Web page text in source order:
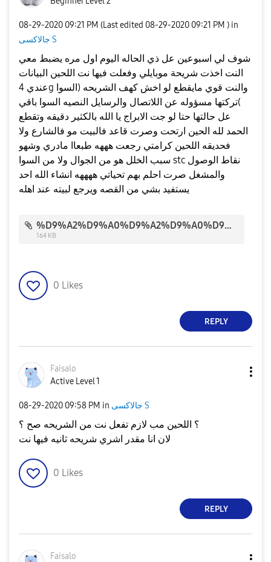
‎08-29-2020 09:21 PM (Last edited ‎08-29-2020 09:21 PM ) in
جالاكسى S
شوف لي اسبوعين عل ذي الحاله اليوم اول مره يضبط معي
النت اخذت شريحة موبايلي وفعلت فيها نت اللحين البيانات
عندي 4g والنت قوي مايقطع لو اخش كهف الشريحه (السوا
)تركتها مسؤوله عن اللاتصال والرسايل النصيه السوا باقي
عل حالتها حتا لو جت الابراج يا الله بالكثير دقيقه وتقطع
الحمد لله الحين ارتحت وصرت قاعد فالبيت مو فالشارع ولا
فحديقه اللحين كرامتي رجعت هههه طبعاا مادري وشهو
سبب الخلل هو من الجوال ولا من السوا stc نقاط الوصول
والمشغل صرت احلم بهم تحياتي ههههه انشاء الله احد
يستفيد بشي من القصه ويرجع لبيته عند اهله
%D9%A2%D9%A0%D9%A2%D9%A0%D9%A0%D9%A8%D9%A2%D9%A9_%D9%A2%D9%A1%D9%A0%D9%A8%D9%A0%D9%A2.jpg
164 KB
0 Likes
REPLY
Faisalo
Active Level 1
‎08-29-2020 09:58 PM in جالاكسى S
؟ اللحين مب لازم تفعل نت من الشريحه صح ؟
لان انا مقدر اشري شريحه ثانيه فيها نت
0 Likes
REPLY
Faisalo